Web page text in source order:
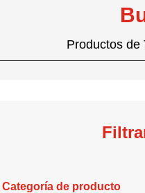
Productos de
Categoría de producto